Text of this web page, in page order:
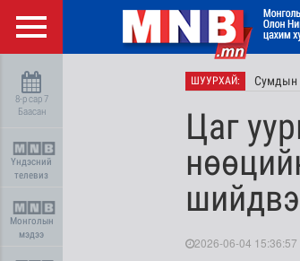
8-р сар 7
Баасан
Үндэсний
телевиз
Монголын
мэдээ
ШУУРХАЙ: Сумдын
Цаг
2026-06-04 15:36:57